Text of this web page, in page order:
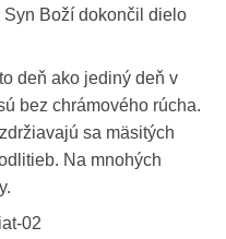
Boží dokončil dielo
deň ako jediný deň v
bez chrámového rúcha.
sa mäsitých
Na mnohých